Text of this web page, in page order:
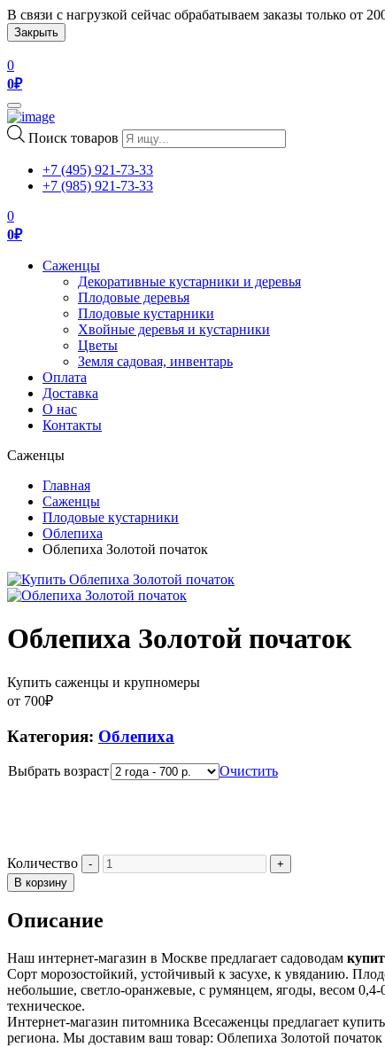
В связи с нагрузкой сейчас обрабатываем заказы только от
Закрыть
0
0₽
Toggle
navigation
Поиск товаров
+7 (495) 921-73-33
+7 (985) 921-73-33
0
0₽
Саженцы
Декоративные кустарники и деревья
Плодовые деревья
Плодовые кустарники
Хвойные деревья и кустарники
Цветы
Земля садовая, инвентарь
Оплата
Доставка
О нас
Контакты
Саженцы
Главная
Саженцы
Плодовые кустарники
Облепиха
Облепиха Золотой початок
Облепиха Золотой початок
Купить саженцы и крупномеры
от 700₽
Категория: Облепиха
Выбрать возраст Очистить
Количество
В корзину
Описание
Наш интернет-магазин в Москве предлагает садоводам
Сорт морозостойкий, устойчивый к засухе, к увяданию.
небольшие, светло-оранжевые, с румянцем, ягоды, весом
техническое.
Интернет-магазин питомника Всесаженцы предлагает
региона. Мы доставим ваш товар: Облепиха Золотой